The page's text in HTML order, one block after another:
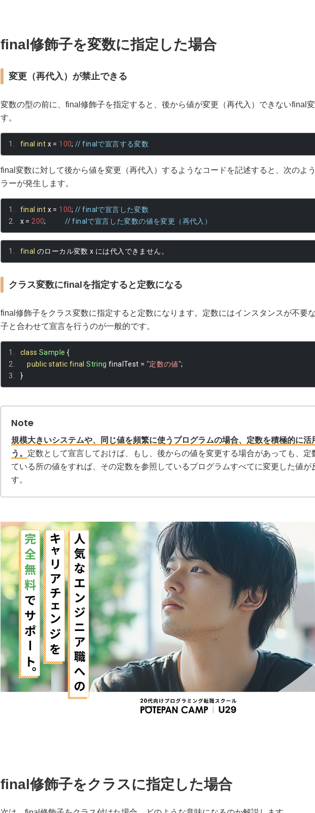
final修飾子を変数に指定した場合
変更（再代入）が禁止できる
変数の型の前に、final修飾子を指定すると、後から値が変更（再代入）できないfinal
す。
final int x = 100; // finalで宣言する変数
final変数に対して後から値を変更（再代入）するようなコードを記述すると、次のよ
ラーが発生します。
final int x = 100; // finalで宣言した変数
x = 200; // finalで宣言した変数の値を変更（再代入）
final のローカル変数 x には代入できません。
クラス変数にfinalを指定すると定数になる
final修飾子をクラス変数に指定すると定数になります。定数にはインスタンスが不要
子と合わせて宣言を行うのが一般的です。
class Sample {
public static final String finalTest = "定数の値";
}
規模大きいシステムや、同じ値を頻繁に使うプログラムの場合、定数を積極的に活
う。 定数として宣言しておけば、もし、後からの値を変更する場合があっても、定
ている所の値をすれば、その定数を参照しているプログラムすべてに変更した値が
す。
final修飾子をクラスに指定した場合